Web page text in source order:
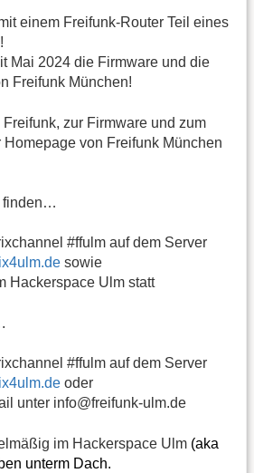
einem Freifunk-Router Teil eines
Mai 2024 die Firmware und die
Freifunk München!
zur Firmware und zum
Homepage von Freifunk München
finden…
#ffulm auf dem Server
sowie
Hackerspace Ulm statt
#ffulm auf dem Server
oder
unter info@freifunk-ulm.de
im Hackerspace Ulm (aka
unterm Dach.